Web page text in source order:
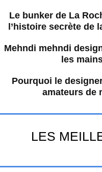
Le bunker de La
l’histoire secrète de
Mehndi mehndi
les
Pourquoi le
amateurs de
LES